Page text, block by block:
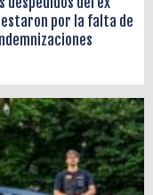
por la falta de